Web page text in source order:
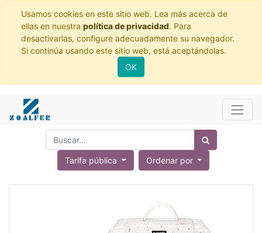
Usamos cookies en este sitio web. Lea más acerca de
ellas en nuestra política de privacidad. Para
desactivarlas, configure adecuadamente su navegador.
Si continúa usando este sitio web, está aceptándolas.
OK
Tarifa pública Ordenar por